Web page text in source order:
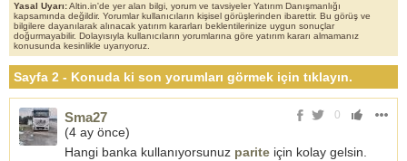
Yasal Uyarı:Altin.in'de yer alan bilgi, yorum ve tavsiyeler Yatırım Danışmanlığı
kapsamında değildir. Yorumlar kullanıcıların kişisel görüşlerinden ibarettir. Bu görüş ve
bilgilere dayanılarak alınacak yatırım kararları beklentilerinize uygun sonuçlar
doğurmayabilir. Dolayısıyla kullanıcıların yorumlarına göre yatırım kararı almamanız
konusunda kesinlikle uyarıyoruz.
Sayfa 2 - Konuda ki son yorumları görmek için tıklayın.
0
Sma27
(4 ay önce)
Hangi banka kullanıyorsunuz parite için kolay gelsin.